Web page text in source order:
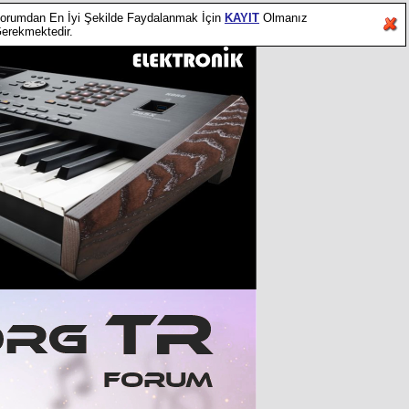
En İyi Şekilde Faydalanmak İçin KAYIT Olmanız